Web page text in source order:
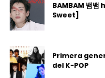
BAMBAM 뱀
Sweet]
Primera
del K-POP